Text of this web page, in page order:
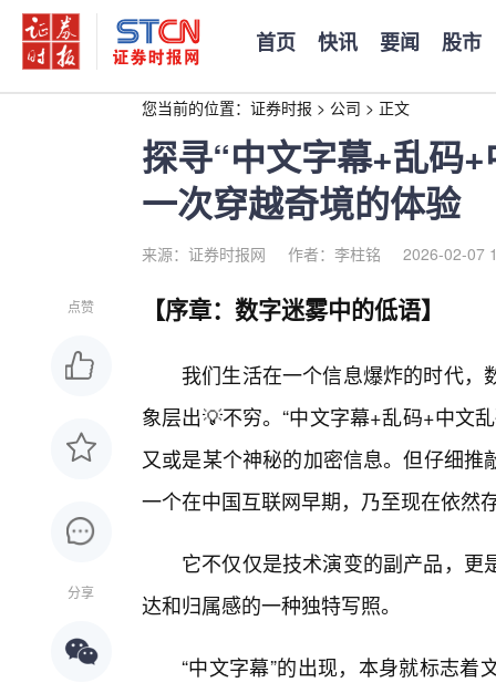
首页 快讯 要闻 股市
您当前的位置： 证券时报 > 公司 > 正文
探寻“中文字幕+乱码
一次穿越奇境的体验
来源：证券时报网 作者：李柱铭 2026-02-07
点赞
分享
【序章：数字迷雾中的低语】
我们生活在一个信息爆炸的时代
象层出💡不穷。“中文字幕+乱码+中文
又或是某个神秘的加密信息。但仔细
一个在中国互联网早期，乃至现在依然
它不仅仅是技术演变的副产品，
达和归属感的一种独特写照。
“中文字幕”的出现，本身就标志